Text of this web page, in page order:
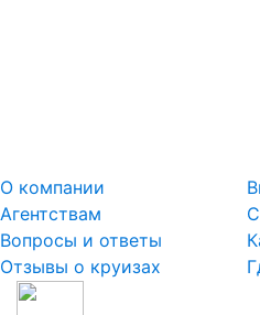
О компании
Агентствам
Вопросы и ответы
Отзывы о круизах